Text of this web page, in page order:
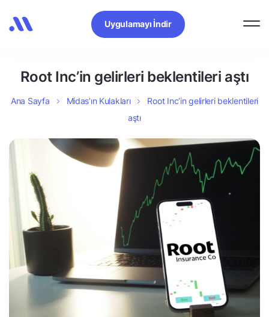
Uygulamayı İndir
Root Inc’in gelirleri beklentileri aştı
Ana Sayfa Midas’ın Kulakları
Root Inc’in gelirleri beklentileri
aştı